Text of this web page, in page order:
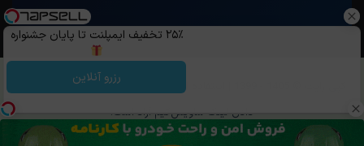
کپی رایت ©️ 1405 - 1399 | استفاده از مطالب ساویس‌گیم با ذکر منبع و قرار
دادن لینک ساویس‌گیم آزاد است.
۲۵٪ تخفیف ایمپلنت تا پایان جشنواره
رزرو آنلاین